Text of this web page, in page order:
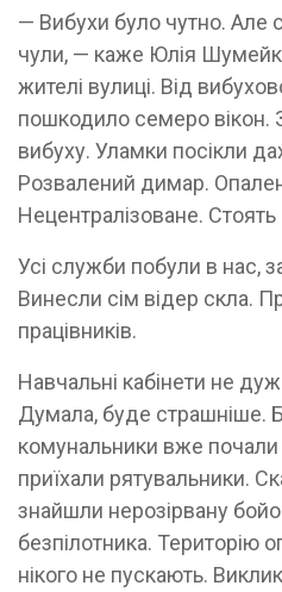
— Вибухи було чутно. Але
чули, — каже Юлія
жителі вулиці. Від
пошкодило семеро вікон.
вибуху. Уламки посікли
Розвалений димар.
Нецентралізоване. Стоять
Усі служби побули в нас,
Винесли сім відер скла.
працівників.
Навчальні кабінети не
Думала, буде страшніше.
комунальники вже почали
приїхали рятувальники.
знайшли нерозірвану
безпілотника. Територію
нікого не пускають.